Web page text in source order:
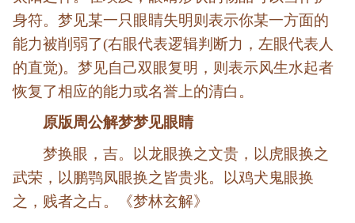
身符。梦见某一只眼睛失明则表示你某一方面的
能力被削弱了(右眼代表逻辑判断力，左眼代表人
的直觉)。梦见自己双眼复明，则表示风生水起者
恢复了相应的能力或名誉上的清白。
原版周公解梦梦见眼睛
梦换眼，吉。以龙眼换之文贵，以虎眼换之
武荣，以鹏鹗凤眼换之皆贵兆。以鸡犬鬼眼换
之，贱者之占。《梦林玄解》